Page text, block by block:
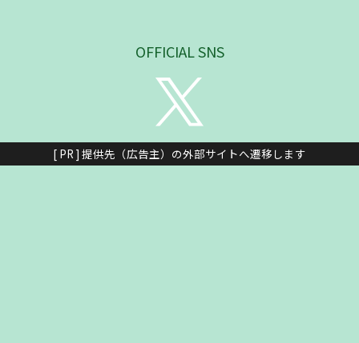
OFFICIAL SNS
[ PR ] 提供先（広告主）の外部サイトへ遷移します